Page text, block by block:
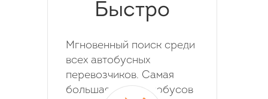
Быстро
Мгновенный поиск среди
всех автобусных
перевозчиков. Самая
большая база автобусов